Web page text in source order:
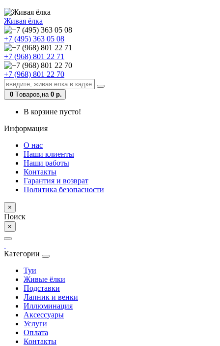
Живая ёлка
+7 (495) 363 05 08
+7 (968) 801 22 71
+7 (968) 801 22 70
0 Tоваров,на 0 р.
В корзине пусто!
Информация
О нас
Наши клиенты
Наши работы
Контакты
Гарантия и возврат
Политика безопасности
×
Поиск
×
Категории
Туи
Живые ёлки
Подставки
Лапник и венки
Иллюминация
Аксессуары
Услуги
Оплата
Контакты